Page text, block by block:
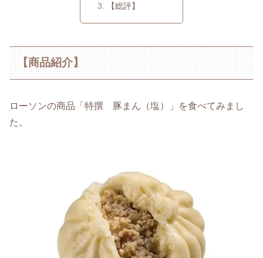
【総評】
【商品紹介】
ローソンの商品「特撰 豚まん（塩）」を食べてみまし
た。